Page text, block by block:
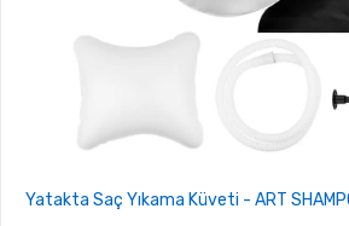
Yatakta Saç Yıkama Küveti - ART